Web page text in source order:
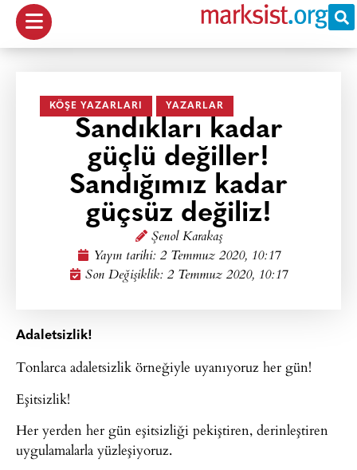
KÖŞE YAZARLARI YAZARLAR
Sandıkları kadar
güçlü değiller!
Sandığımız kadar
güçsüz değiliz!
Şenol Karakaş
Yayın tarihi: 2 Temmuz 2020, 10:17
Son Değişiklik: 2 Temmuz 2020, 10:17
Adaletsizlik!
Tonlarca adaletsizlik örneğiyle uyanıyoruz her gün!
Eşitsizlik!
Her yerden her gün eşitsizliği pekiştiren, derinleştiren
uygulamalarla yüzleşiyoruz.